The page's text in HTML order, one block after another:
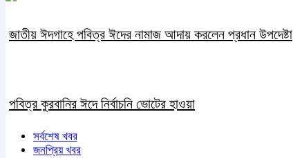
জাতীয় ঈদগাহে পবিত্র ঈদের নামাজ আদায় করলেন প্রধান উপদেষ্টা
পবিত্র কুরবানির ঈদে নির্বাচনি ভোটের হাওয়া
সর্বশেষ খবর
জনপ্রিয় খবর